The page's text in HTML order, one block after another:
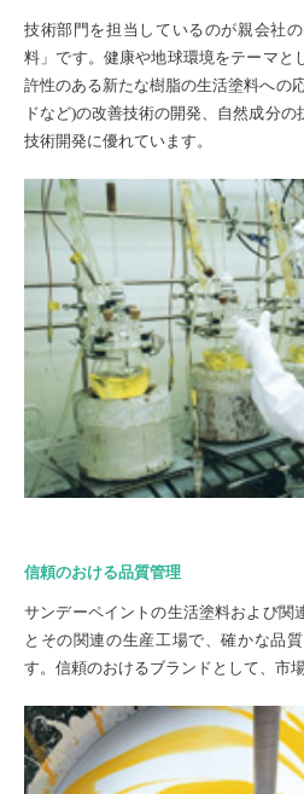
技術部門を担当しているのが親会社
料」です。健康や地球環境をテーマと
許性のある新たな樹脂の生活塗料への
ドなど)の改善技術の開発、自然成分
技術開発に優れています。
信頼のおける品質管理
サンデーペイントの生活塗料および関
とその関連の生産工場で、確かな品
す。信頼のおけるブランドとして、市